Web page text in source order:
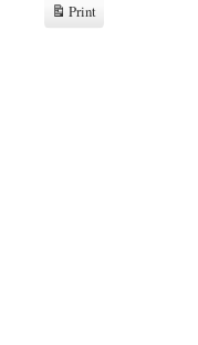
Print
View